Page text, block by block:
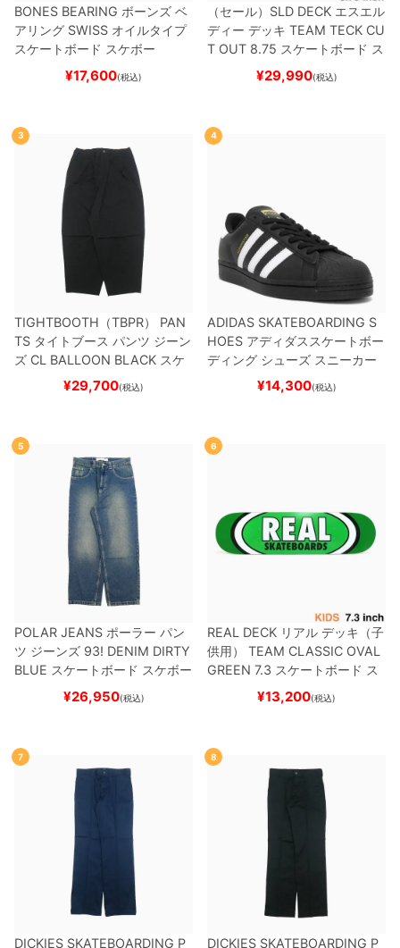
BONES BEARING ボーンズ ベ
アリング SWISS オイルタイプ
スケートボード スケボー
¥17,600(税込)
（セール） SLD DECK エスエル
ディー デッキ TEAM TECK CU
T OUT 8.75 スケートボード ス
¥29,990(税込)
3
TIGHTBOOTH（TBPR） PAN
TS タイトブース パンツ ジーン
ズ CL BALLOON BLACK スケ
ートボード スケボー
¥29,700(税込)
4
ADIDAS SKATEBOARDING S
HOES アディダススケートボー
ディング シューズ スニーカー
スーパースターSUPERSTAR A
BLACK/WHITE/WHITE
ー
¥14,300(税込)
5
POLAR JEANS ポーラー パン
ツ ジーンズ 93! DENIM DIRTY
BLUE スケートボード スケボー
¥26,950(税込)
6
REAL DECK リアル デッキ（子
供用）
TEAM CLASSIC OVAL
GREEN 7.3 スケートボード ス
¥13,200(税込)
7
DICKIES SKATEBOARDING P
8
DICKIES SKATEBOARDING P